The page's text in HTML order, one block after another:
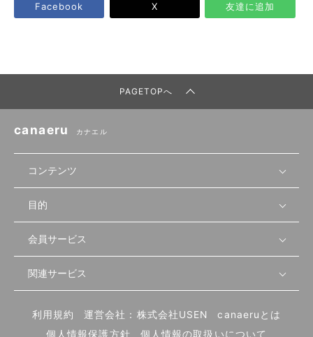
Facebook X 友達に追加
PAGETOPへ
canaeru カナエル
コンテンツ
無料開業相談
セミナー情報
セミナー動画
物件を探す
首都圏
北海道
先輩開業者の声
開業・経営に関する記事
目的
店舗運営
物件
内装・設備
会員サービス
会員登録
ログイン
関連サービス
飲食店サクセスガイド（外部サイト）
利用規約 運営会社：株式会社USEN
canaeruとは
個人情報保護方針
個人情報の取扱いについて